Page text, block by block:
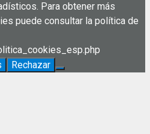
Para obtener más
puede consultar la política de
Rechazar